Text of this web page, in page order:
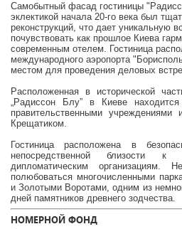
Самобытный фасад гостиницы
эклектикой начала 20-го века был
реконструкций, что дает уникальную
почувствовать как прошлое Киева
современным отелем. Гостиница
международного аэропорта
местом для проведения деловых
Расположенная в исторической
„Радиссон Блу” в Киеве
правительственными
Крещатиком.
Гостиница расположена в
непосредственной близости
дипломатическим организациям.
полюбоваться многочисленными
и Золотыми Воротами, одним из
дней памятников древнего зодчества.
НОМЕРНОЙ ФОНД